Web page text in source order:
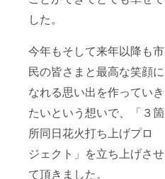
した。
今年もそして来年以降も市
民の皆さまと最高な笑顔に
なれる思い出を作っていき
たいという想いで、「３箇
所同日花火打ち上げプロ
ジェクト」を立ち上げさせ
て頂きました。